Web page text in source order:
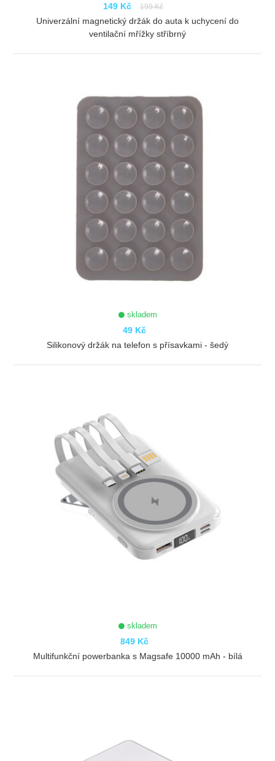
149 Kč 199 Kč
Univerzální magnetický držák do auta k uchycení do
ventilační mřížky stříbrný
skladem
49 Kč
Silikonový držák na telefon s přísavkami - šedý
skladem
849 Kč
Multifunkční powerbanka s Magsafe 10000 mAh - bílá